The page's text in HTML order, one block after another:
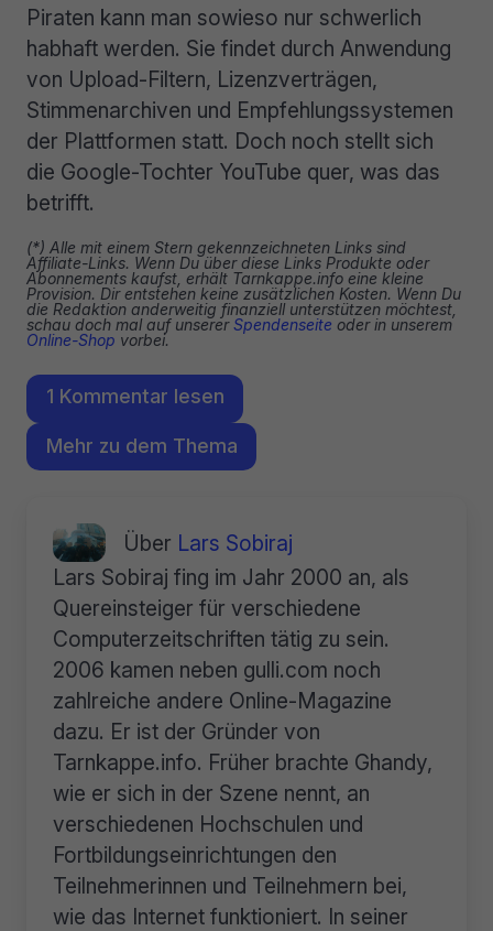
Piraten kann man sowieso nur schwerlich
habhaft werden. Sie findet durch Anwendung
von Upload-Filtern, Lizenzverträgen,
Stimmenarchiven und Empfehlungssystemen
der Plattformen statt. Doch noch stellt sich
die Google-Tochter YouTube quer, was das
betrifft.
(*) Alle mit einem Stern gekennzeichneten Links sind
Affiliate-Links. Wenn Du über diese Links Produkte oder
Abonnements kaufst, erhält Tarnkappe.info eine kleine
Provision. Dir entstehen keine zusätzlichen Kosten. Wenn Du
die Redaktion anderweitig finanziell unterstützen möchtest,
schau doch mal auf unsererSpendenseite oder in unserem
Online-Shop vorbei.
1 Kommentar lesen
Mehr zu dem Thema
Über Lars Sobiraj
Lars Sobiraj fing im Jahr 2000 an, als
Quereinsteiger für verschiedene
Computerzeitschriften tätig zu sein.
2006 kamen neben gulli.com noch
zahlreiche andere Online-Magazine
dazu. Er ist der Gründer von
Tarnkappe.info. Früher brachte Ghandy,
wie er sich in der Szene nennt, an
verschiedenen Hochschulen und
Fortbildungseinrichtungen den
Teilnehmerinnen und Teilnehmern bei,
wie das Internet funktioniert. In seiner